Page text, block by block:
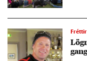
Fréttir